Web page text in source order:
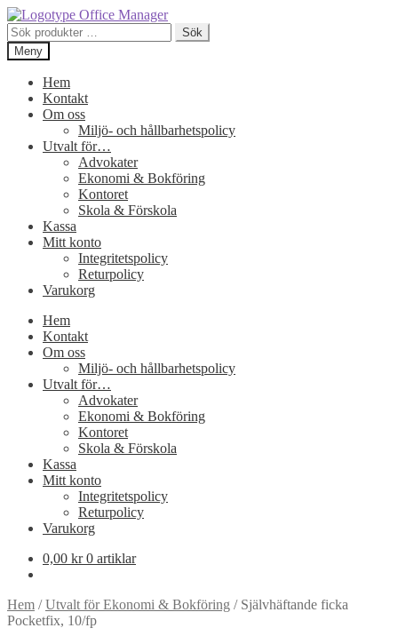
Hoppa
till
navigering
Hoppa
till
innehåll
Sök
efter:
Sök
Meny
Hem
Kontakt
Om oss
Miljö- och hållbarhetspolicy
Utvalt för…
Advokater
Ekonomi & Bokföring
Kontoret
Skola & Förskola
Kassa
Mitt konto
Integritetspolicy
Returpolicy
Varukorg
Hem
Kontakt
Om oss
Miljö- och hållbarhetspolicy
Utvalt för…
Advokater
Ekonomi & Bokföring
Kontoret
Skola & Förskola
Kassa
Mitt konto
Integritetspolicy
Returpolicy
Varukorg
0,00 kr 0 artiklar
Hem /Utvalt för Ekonomi & Bokföring / Självhäftande ficka
Pocketfix, 10/fp